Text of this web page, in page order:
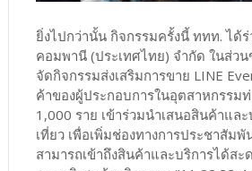
ยิ่งไปกว่านั้น กิจกรรมครั้งนี้ ททท. ได้
คอมพานี (ประเทศไทย) จำกัด ในส่วน
จัดกิจกรรมส่งเสริมการขาย LINE
ค้าของผู้ประกอบการในอุตสาหกรรม
1,000 ราย เข้าร่วมนำเสนอสินค้าแล
เที่ยว เพื่อเพิ่มช่องทางการประชาสัม
สามารถเข้าถึงสินค้าและบริการได้สะ